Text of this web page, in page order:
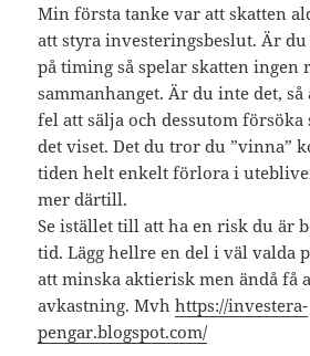
Min första tanke var att skatten
att styra investeringsbeslut. Är
på timing så spelar skatten ingen
sammanhanget. Är du inte det,
fel att sälja och dessutom försöka
det viset. Det du tror du ”vinna”
tiden helt enkelt förlora i
mer därtill.
Se istället till att ha en risk du är
tid. Lägg hellre en del i väl valda
att minska aktierisk men ändå få
avkastning. Mvhhttps://investera-
pengar.blogspot.com/